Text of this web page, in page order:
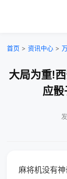
首页 > 资讯中心 >
大局为重!
应
麻将机没有